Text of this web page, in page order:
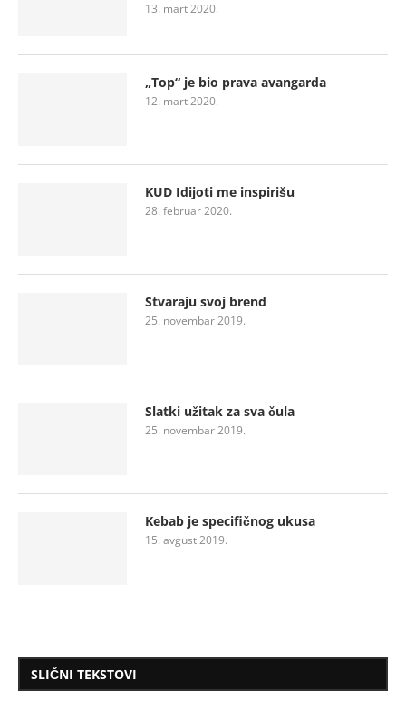
13. mart 2020.
„Top“ je bio prava avangarda
12. mart 2020.
KUD Idijoti me inspirišu
28. februar 2020.
Stvaraju svoj brend
25. novembar 2019.
Slatki užitak za sva čula
25. novembar 2019.
Kebab je specifičnog ukusa
15. avgust 2019.
SLIČNI TEKSTOVI